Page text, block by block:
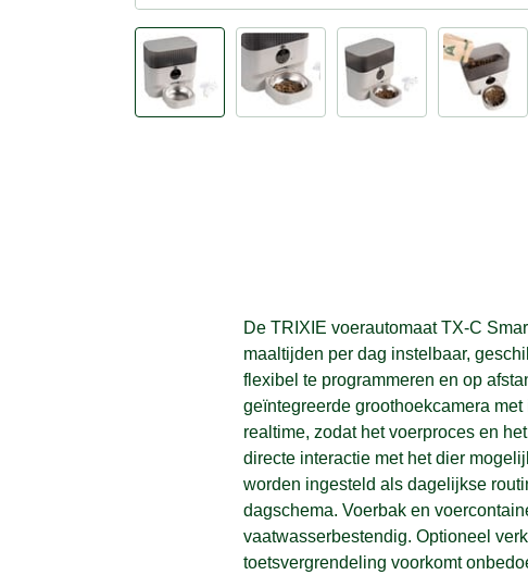
De TRIXIE voerautomaat TX-C
maaltijden per dag instelbaar,
flexibel te programmeren en op
geïntegreerde groothoekcamera
realtime, zodat het voerproces en
directe interactie met het dier
worden ingesteld als dagelijkse
dagschema. Voerbak en
vaatwasserbestendig. Optioneel
toetsvergrendeling voorkomt